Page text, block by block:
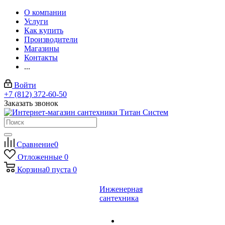
О компании
Услуги
Как купить
Производители
Магазины
Контакты
...
Войти
+7 (812) 372-60-50
Заказать звонок
Сравнение0
Отложенные 0
Корзина0 пуста 0
Инженерная
сантехника